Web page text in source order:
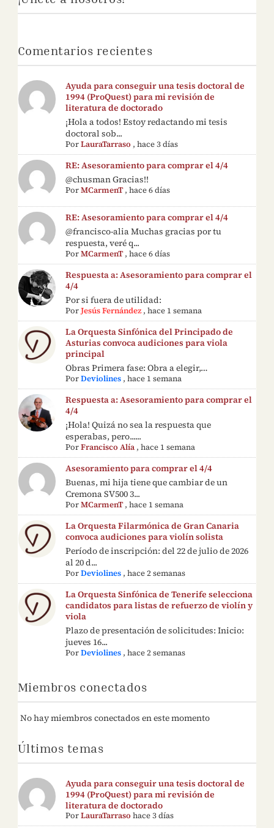
Comentarios recientes
Ayuda para conseguir una tesis doctoral de
1994 (ProQuest) para mi revisión de
literatura de doctorado
¡Hola a todos! Estoy redactando mi tesis
doctoral sob...
PorLauraTarraso ,hace 3 días
RE: Asesoramiento para comprar el 4/4
@chusman Gracias!!
PorMCarmenT,hace 6 días
RE: Asesoramiento para comprar el 4/4
@francisco-alia Muchas gracias por tu
respuesta, veré q...
PorMCarmenT,hace 6 días
Respuesta a: Asesoramiento para comprar el
4/4
Por si fuera de utilidad:
PorJesús Fernández ,hace 1 semana
La Orquesta Sinfónica del Principado de
Asturias convoca audiciones para viola
principal
Obras Primera fase: Obra a elegir,…
PorDeviolines ,hace 1 semana
Respuesta a: Asesoramiento para comprar el
4/4
¡Hola! Quizá no sea la respuesta que
esperabas, pero......
PorFrancisco Alía ,hace 1 semana
Asesoramiento para comprar el 4/4
Buenas, mi hija tiene que cambiar de un
Cremona SV500 3...
PorMCarmenT,hace 1 semana
La Orquesta Filarmónica de Gran Canaria
convoca audiciones para violín solista
Período de inscripción: del 22 de julio de 2026
al 20 d...
PorDeviolines ,hace 2 semanas
La Orquesta Sinfónica de Tenerife selecciona
candidatos para listas de refuerzo de violín y
viola
Plazo de presentación de solicitudes: Inicio:
jueves 16...
PorDeviolines ,hace 2 semanas
Miembros conectados
No hay miembros conectados en este momento
Últimos temas
Ayuda para conseguir una tesis doctoral de
1994 (ProQuest) para mi revisión de
literatura de doctorado
PorLauraTarraso hace 3 días